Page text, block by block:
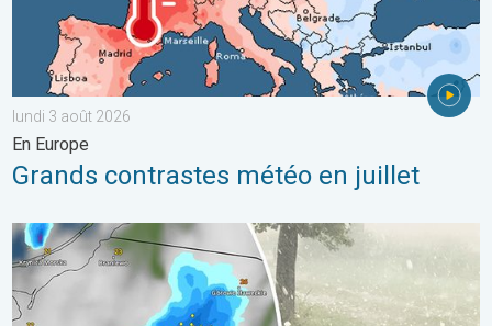
lundi 3 août 2026
En Europe
Grands contrastes météo en juillet
Orage de grêle gigantesque en Pologne. Fortes intempéries.